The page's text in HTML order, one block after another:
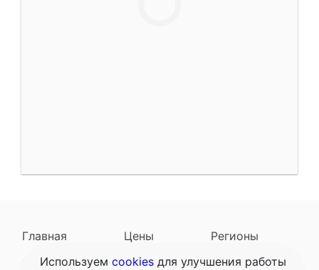
Главная Цены
Регионы
Наследодатели
Задать вопрос
Используем cookies для улучшения работы